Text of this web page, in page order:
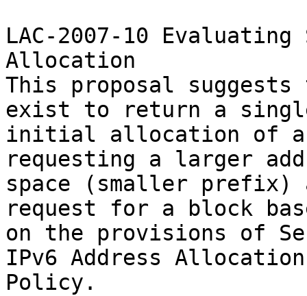
LAC-2007-10 Evaluating
Allocation
This proposal
exist to return a
initial allocation of a
requesting a larger
space (smaller
request for a block
on the provisions of
IPv6 Address
Policy.